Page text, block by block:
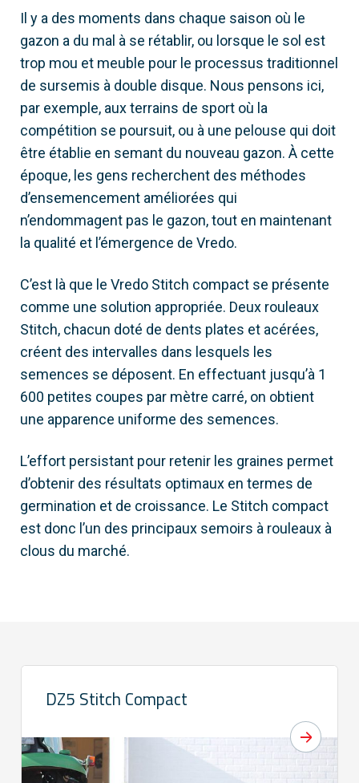
Il y a des moments dans chaque saison où le
gazon a du mal à se rétablir, ou lorsque le sol est
trop mou et meuble pour le processus traditionnel
de sursemis à double disque. Nous pensons ici,
par exemple, aux terrains de sport où la
compétition se poursuit, ou à une pelouse qui doit
être établie en semant du nouveau gazon. À cette
époque, les gens recherchent des méthodes
d’ensemencement améliorées qui
n’endommagent pas le gazon, tout en maintenant
la qualité et l’émergence de Vredo.
C’est là que le Vredo Stitch compact se présente
comme une solution appropriée. Deux rouleaux
Stitch, chacun doté de dents plates et acérées,
créent des intervalles dans lesquels les
semences se déposent. En effectuant jusqu’à 1
600 petites coupes par mètre carré, on obtient
une apparence uniforme des semences.
L’effort persistant pour retenir les graines permet
d’obtenir des résultats optimaux en termes de
germination et de croissance. Le Stitch compact
est donc l’un des principaux semoirs à rouleaux à
clous du marché.
DZ5 Stitch Compact